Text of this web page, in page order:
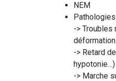
NEM
Pathologies
->
-> Retard
hypotonie…)
-> Marche